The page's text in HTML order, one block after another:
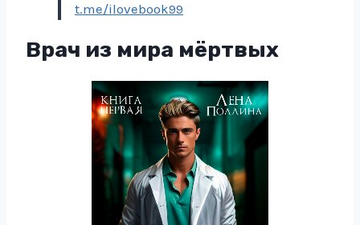
t.me/ilovebook99
Врач из мира мёртвых